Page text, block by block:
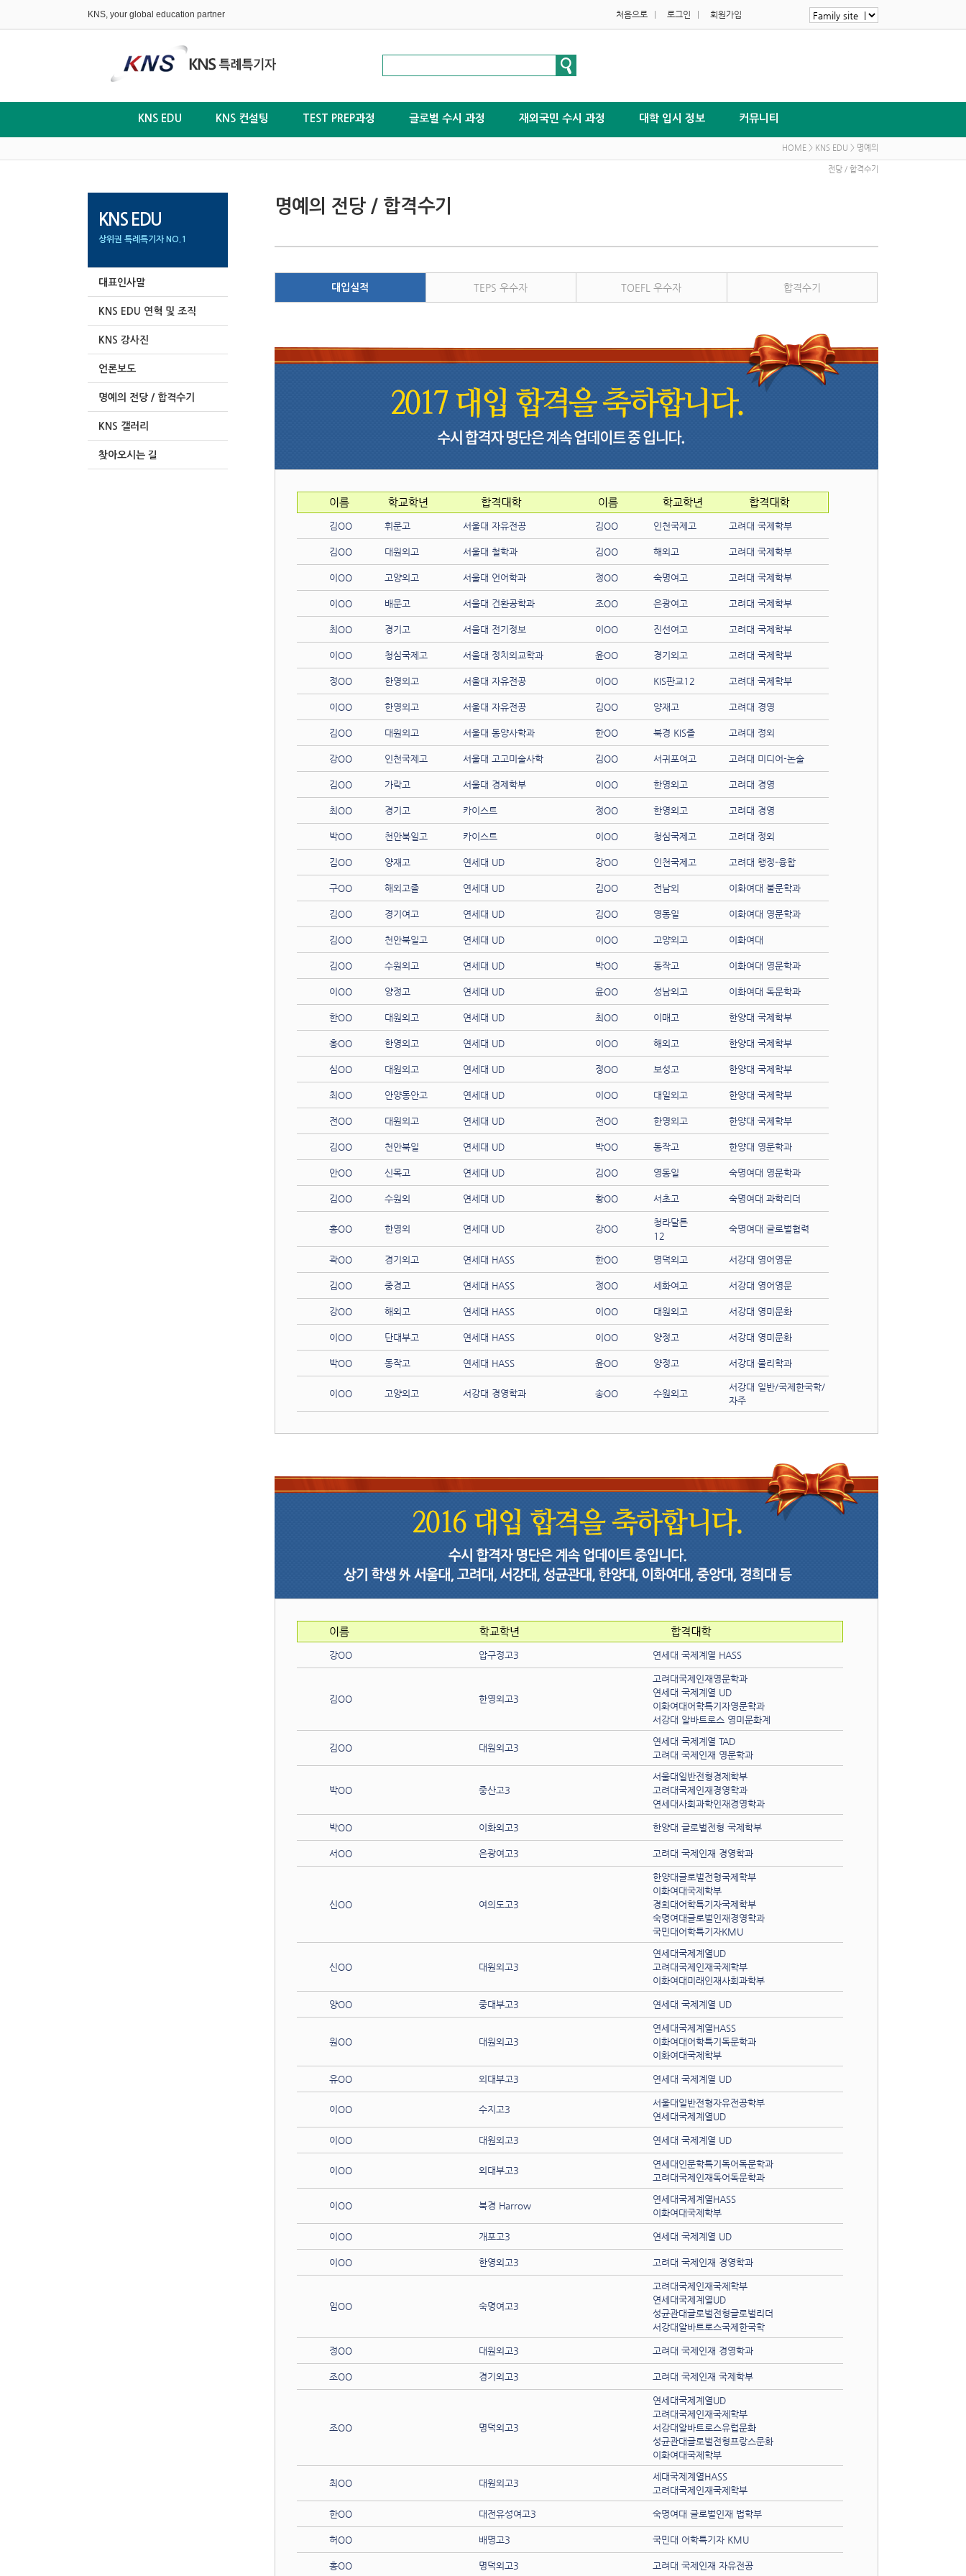
KNS, your global education partner 처음으로 로그인 회원가입
KNS EDU KNS 컨설팅 TEST PREP과정 글로벌 수시 과정 재외국민 수시 과정 대학 입시 정보 커뮤니티
HOME > KNS EDU > 명예의
전당 / 합격수기
KNS EDU
상위권 특례특기자 NO.1
대표인사말
KNS EDU 연혁 및 조직
KNS 강사진
언론보도
명예의 전당 / 합격수기
KNS 갤러리
찾아오시는 길
명예의 전당 / 합격수기
대입실적 TEPS 우수자 TOEFL 우수자 합격수기
김OO 휘문고 서울대 자유전공 김OO 인천국제고 고려대 국제학부
김OO 대원외고 서울대 철학과 김OO 해외고 고려대 국제학부
이OO 고양외고 서울대 언어학과 정OO 숙명여고 고려대 국제학부
이OO 배문고 서울대 건환공학과 조OO 은광여고 고려대 국제학부
최OO 경기고 서울대 전기정보 이OO 진선여고 고려대 국제학부
이OO 청심국제고 서울대 정치외교학과 윤OO 경기외고 고려대 국제학부
정OO 한영외고 서울대 자유전공 이OO KIS판교12 고려대 국제학부
이OO 한영외고 서울대 자유전공 김OO 양재고 고려대 경영
김OO 대원외고 서울대 동양사학과 한OO 북경 KIS졸 고려대 정외
강OO 인천국제고 서울대 고고미술사학 김OO 서귀포여고 고려대 미디어-논술
김OO 가락고 서울대 경제학부 이OO 한영외고 고려대 경영
최OO 경기고 카이스트 정OO 한영외고 고려대 경영
박OO 천안북일고 카이스트 이OO 청심국제고 고려대 정외
김OO 양재고 연세대 UD 강OO 인천국제고 고려대 행정-융합
구OO 해외고졸 연세대 UD 김OO 전남외 이화여대 불문학과
김OO 경기여고 연세대 UD 김OO 영동일 이화여대 영문학과
김OO 천안북일고 연세대 UD 이OO 고양외고 이화여대
김OO 수원외고 연세대 UD 박OO 동작고 이화여대 영문학과
이OO 양정고 연세대 UD 윤OO 성남외고 이화여대 독문학과
한OO 대원외고 연세대 UD 최OO 이매고 한양대 국제학부
홍OO 한영외고 연세대 UD 이OO 해외고 한양대 국제학부
심OO 대원외고 연세대 UD 정OO 보성고 한양대 국제학부
최OO 안양동안고 연세대 UD 이OO 대일외고 한양대 국제학부
전OO 대원외고 연세대 UD 전OO 한영외고 한양대 국제학부
김OO 천안북일 연세대 UD 박OO 동작고 한양대 영문학과
안OO 신목고 연세대 UD 김OO 영동일 숙명여대 영문학과
김OO 수원외 연세대 UD 황OO 서초고 숙명여대 과학리더
홍OO 한영외 연세대 UD 강OO
청라달튼
12
숙명여대 글로벌협력
곽OO 경기외고 연세대 HASS 한OO 명덕외고 서강대 영어영문
김OO 중경고 연세대 HASS 정OO 세화여고 서강대 영어영문
강OO 해외고 연세대 HASS 이OO 대원외고 서강대 영미문화
이OO 단대부고 연세대 HASS 이OO 양정고 서강대 영미문화
박OO 동작고 연세대 HASS 윤OO 양정고 서강대 물리학과
이OO 고양외고 서강대 경영학과 송OO 수원외고
서강대 일반/국제한국학/
자주
강OO 압구정고3 연세대 국제계열 HASS
김OO 한영외고3
고려대국제인재영문학과
연세대 국제계열 UD
이화여대어학특기자영문학과
서강대 알바트로스 영미문화계
김OO 대원외고3
연세대 국제계열 TAD
고려대 국제인재 영문학과
박OO 중산고3
서울대일반전형경제학부
고려대국제인재경영학과
연세대사회과학인재경영학과
박OO 이화외고3 한양대 글로벌전형 국제학부
서OO 은광여고3 고려대 국제인재 경영학과
신OO 여의도고3
한양대글로벌전형국제학부
이화여대국제학부
경희대어학특기자국제학부
숙명여대글로벌인재경영학과
국민대어학특기자KMU
신OO 대원외고3
연세대국제계열UD
고려대국제인재국제학부
이화여대미래인재사회과학부
양OO 중대부고3 연세대 국제계열 UD
원OO 대원외고3
연세대국제계열HASS
이화여대어학특기독문학과
이화여대국제학부
유OO 외대부고3 연세대 국제계열 UD
이OO 수지고3
서울대일반전형자유전공학부
연세대국제계열UD
이OO 대원외고3 연세대 국제계열 UD
이OO 외대부고3
연세대인문학특기독어독문학과
고려대국제인재독어독문학과
이OO 북경 Harrow
연세대국제계열HASS
이화여대국제학부
이OO 개포고3 연세대 국제계열 UD
이OO 한영외고3 고려대 국제인재 경영학과
임OO 숙명여고3
고려대국제인재국제학부
연세대국제계열UD
성균관대글로벌전형글로벌리더
서강대알바트로스국제한국학
정OO 대원외고3 고려대 국제인재 경영학과
조OO 경기외고3 고려대 국제인재 국제학부
조OO 명덕외고3
연세대국제계열UD
고려대국제인재국제학부
서강대알바트로스유럽문화
성균관대글로벌전형프랑스문화
이화여대국제학부
최OO 대원외고3
세대국제계열HASS
고려대국제인재국제학부
한OO 대전유성여고3 숙명여대 글로벌인재 법학부
허OO 배명고3 국민대 어학특기자 KMU
홍OO 명덕외고3 고려대 국제인재 자유전공